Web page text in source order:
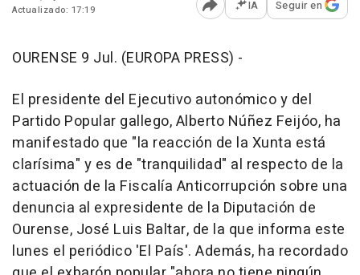
Actualizado: 17:19
Abrir opciones para
IA Seguir en
OURENSE 9 Jul. (EUROPA PRESS) -
El presidente del Ejecutivo autonómico y del
Partido Popular gallego, Alberto Núñez Feijóo, ha
manifestado que "la reacción de la Xunta está
clarísima" y es de "tranquilidad" al respecto de la
actuación de la Fiscalía Anticorrupción sobre una
denuncia al expresidente de la Diputación de
Ourense, José Luis Baltar, de la que informa este
lunes el periódico 'El País'. Además, ha recordado